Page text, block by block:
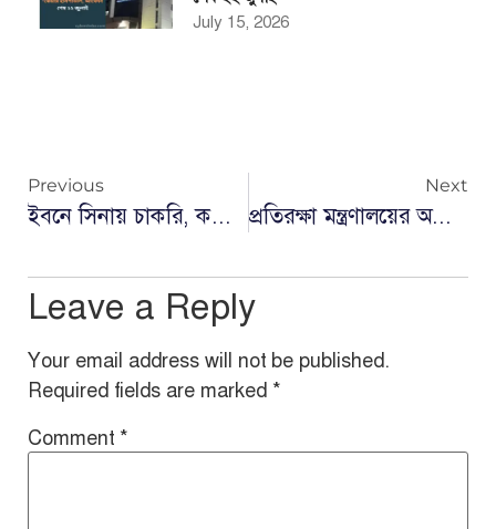
July 15, 2026
Previous
ইবনে সিনায় চাকরি, কম্পিউটারে পারদর্শী হলেই আবেদন করুন
Next
প্রতিরক্ষা মন্ত্রণালয়ের অধীনে ১১১ পদে বিশাল নিয়োগ: বিভিন্ন গ্রেডে আবেদন শুরু ২১ জুন
Leave a Reply
Your email address will not be published.
Required fields are marked *
Comment *